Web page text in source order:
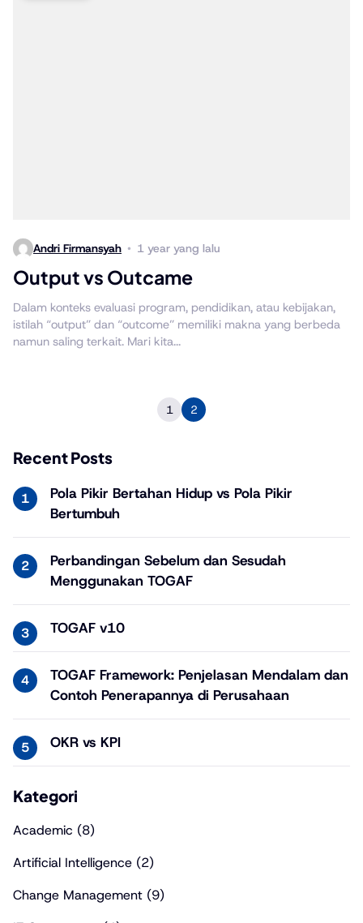
Andri Firmansyah 1 year yang lalu
Output vs Outcame
Dalam konteks evaluasi program, pendidikan, atau kebijakan,
istilah “output” dan “outcome” memiliki makna yang berbeda
namun saling terkait. Mari kita...
1 2
Recent Posts
Pola Pikir Bertahan Hidup vs Pola Pikir
Bertumbuh
Perbandingan Sebelum dan Sesudah
Menggunakan TOGAF
TOGAF v10
TOGAF Framework: Penjelasan Mendalam dan
Contoh Penerapannya di Perusahaan
OKR vs KPI
Kategori
Academic (8)
Artificial Intelligence (2)
Change Management (9)